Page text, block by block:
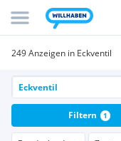
249 Anzeigen in Eckventil
Filtern 1